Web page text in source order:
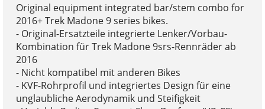
Original equipment integrated bar/stem combo for
2016+ Trek Madone 9 series bikes.
- Original-Ersatzteile integrierte Lenker/Vorbau-
Kombination für Trek Madone 9srs-Rennräder ab
2016
- Nicht kompatibel mit anderen Bikes
- KVF-Rohrprofil und integriertes Design für eine
unglaubliche Aerodynamik und Steifigkeit